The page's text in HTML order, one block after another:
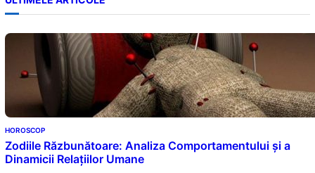
HOROSCOP
Zodiile Răzbunătoare: Analiza Comportamentului și a
Dinamicii Relațiilor Umane